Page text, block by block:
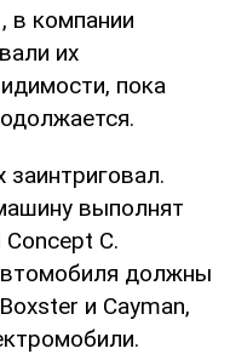
в компании
их
пока
заинтриговал.
выполнят
C.
должны
и Cayman,